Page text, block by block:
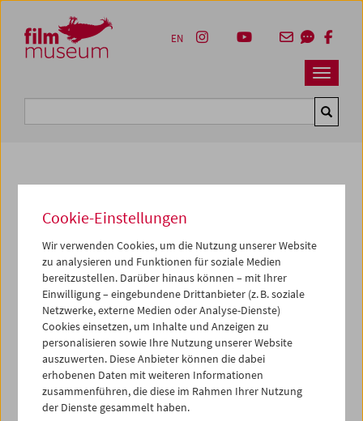
Zum Inhalt
Zum Hauptmenü
Zur Servicenavigation
Zum Suche
Navbar
EN
"The Magic Carpet"
Joss MarshundSir David Francispräsentierten am 9. und
10. Jänner 2009 im Österreichischen Filmmuseum vor
jeweils ausverkauftem Haus zwei ihrer legendären
Aufführungen mit der Laterna Magica.
ProgrammJänner 2009 - The Magic Carpet
Cookie-Einstellungen
Wir verwenden Cookies, um die Nutzung unserer Website
zu analysieren und Funktionen für soziale Medien
bereitzustellen. Darüber hinaus können – mit Ihrer
Einwilligung – eingebundene Drittanbieter (z. B. soziale
Netzwerke, externe Medien oder Analyse-Dienste)
Cookies einsetzen, um Inhalte und Anzeigen zu
personalisieren sowie Ihre Nutzung unserer Website
auszuwerten. Diese Anbieter können die dabei
erhobenen Daten mit weiteren Informationen
zusammenführen, die diese im Rahmen Ihrer Nutzung
der Dienste gesammelt haben.